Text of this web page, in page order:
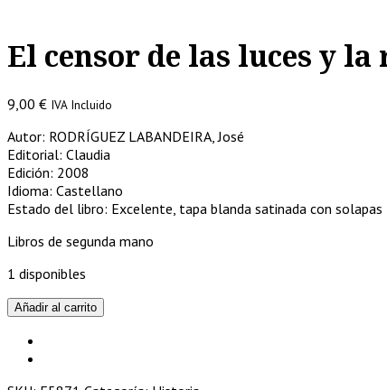
El censor de las luces y
9,00 € IVA Incluido
Autor: RODRÍGUEZ LABANDEIRA, José
Editorial: Claudia
Edición: 2008
Idioma: Castellano
Estado del libro: Excelente, tapa blanda satinada con solapas
Libros de segunda mano
1 disponibles
El
censor
Añadir al carrito